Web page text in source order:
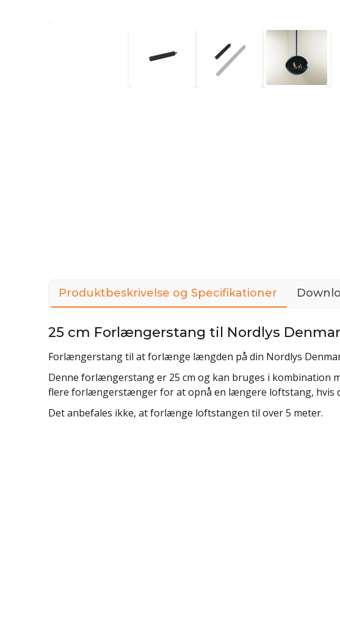
Produktbeskrivelse og Specifikationer
25 cm Forlængerstang til Nordlys
Forlængerstang til at forlænge længden på din Nordlys
Denne forlængerstang er 25 cm og kan bruges i kombination
flere forlængerstænger for at opnå en længere loftstang, hvis
Det anbefales ikke, at forlænge loftstangen til over 5 meter.